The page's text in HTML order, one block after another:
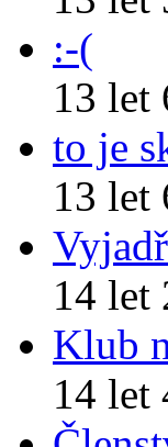
:-(
13 let
to je
13 let
14 let
Klub
14 let